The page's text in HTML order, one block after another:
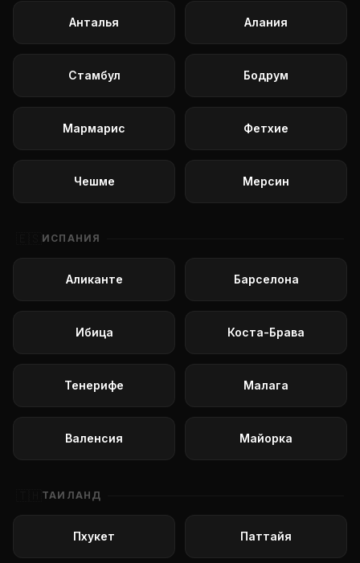
Анталья Алания
Стамбул Бодрум
Мармарис Фетхие
Чешме Мерсин
ИСПАНИЯ
Аликанте Барселона
Ибица Коста-Брава
Тенерифе Малага
Валенсия Майорка
ТАИЛАНД
Пхукет Паттайя